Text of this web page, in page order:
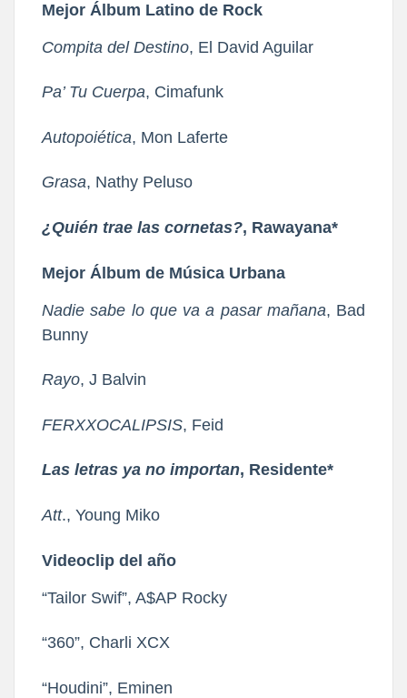
Mejor Álbum Latino de Rock
Compita del Destino, El David Aguilar
Pa’ Tu Cuerpa, Cimafunk
Autopoiética, Mon Laferte
Grasa, Nathy Peluso
¿Quién trae las cornetas?, Rawayana*
Mejor Álbum de Música Urbana
Nadie sabe lo que va a pasar mañana, Bad
Bunny
Rayo, J Balvin
FERXXOCALIPSIS, Feid
Las letras ya no importan, Residente*
Att., Young Miko
Videoclip del año
“Tailor Swif”, A$AP Rocky
“360”, Charli XCX
“Houdini”, Eminen